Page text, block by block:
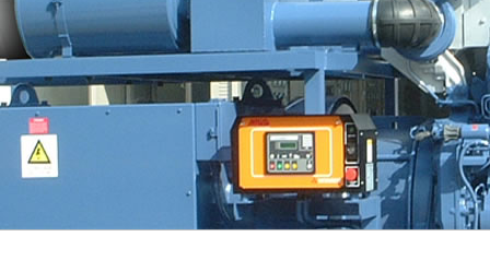
控制系统
并机控制系统
切换开关柜
机场及航空管制
医疗系统
发电厂黑起动
独立柴油发电站
油田钻井台
制造业
酒店及商用楼宇
噪声控
模块式